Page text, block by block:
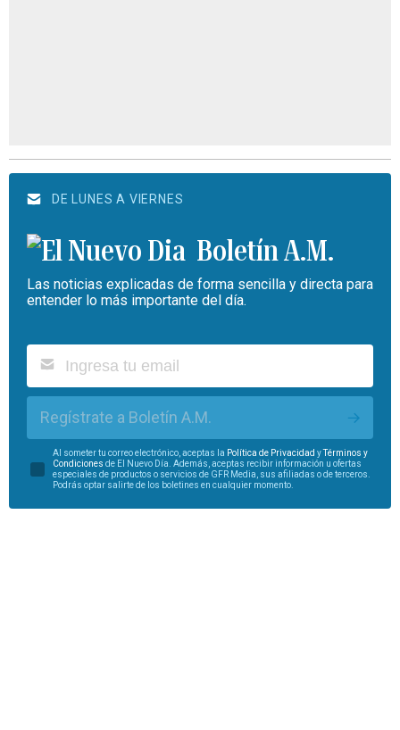
DE LUNES A VIERNES
Boletín A.M.
Las noticias explicadas de forma sencilla y directa para
entender lo más importante del día.
Regístrate a Boletín A.M.
Al someter tu correo electrónico, aceptas la Política de Privacidad y
Términos y
Condiciones de El Nuevo Día. Además, aceptas recibir información u ofertas
especiales de productos o servicios de GFR Media, sus afiliadas o de terceros.
Podrás optar salirte de los boletines en cualquier momento.